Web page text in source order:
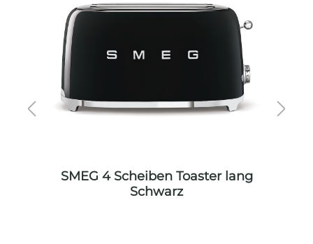
SMEG 4 Scheiben Toaster lang
Schwarz